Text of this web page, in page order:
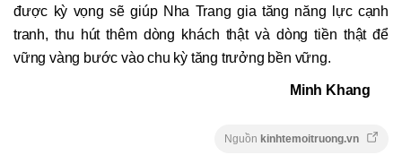
được kỳ vọng sẽ giúp Nha Trang gia tăng năng lực cạnh
tranh, thu hút thêm dòng khách thật và dòng tiền thật để
vững vàng bước vào chu kỳ tăng trưởng bền vững.
Minh Khang
Nguồn kinhtemoitruong.vn